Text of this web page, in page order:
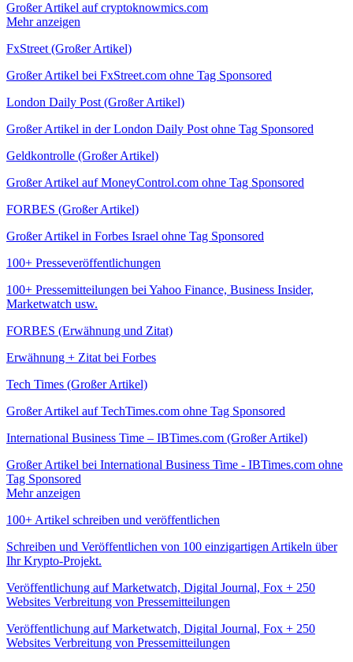
Großer Artikel auf cryptoknowmics.com
Mehr anzeigen
FxStreet (Großer Artikel)
Großer Artikel bei FxStreet.com ohne Tag Sponsored
London Daily Post (Großer Artikel)
Großer Artikel in der London Daily Post ohne Tag Sponsored
Geldkontrolle (Großer Artikel)
Großer Artikel auf MoneyControl.com ohne Tag Sponsored
FORBES (Großer Artikel)
Großer Artikel in Forbes Israel ohne Tag Sponsored
100+ Presseveröffentlichungen
100+ Pressemitteilungen bei Yahoo Finance, Business Insider,
Marketwatch usw.
FORBES (Erwähnung und Zitat)
Erwähnung + Zitat bei Forbes
Tech Times (Großer Artikel)
Großer Artikel auf TechTimes.com ohne Tag Sponsored
International Business Time – IBTimes.com (Großer Artikel)
Großer Artikel bei International Business Time - IBTimes.com ohne
Tag Sponsored
Mehr anzeigen
100+ Artikel schreiben und veröffentlichen
Schreiben und Veröffentlichen von 100 einzigartigen Artikeln über
Ihr Krypto-Projekt.
Veröffentlichung auf Marketwatch, Digital Journal, Fox + 250
Websites Verbreitung von Pressemitteilungen
Veröffentlichung auf Marketwatch, Digital Journal, Fox + 250
Websites Verbreitung von Pressemitteilungen